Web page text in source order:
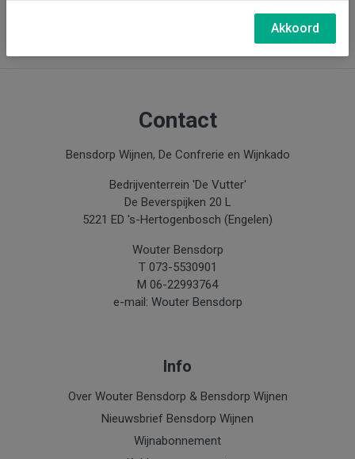
Contact
Bensdorp Wijnen, De Confrerie en Wijnkado
Bedrijventerrein 'De Vutter'
De Beverspijken 20 L
5221 ED 's-Hertogenbosch (Engelen)
Wouter Bensdorp
T 073-5530901
M 06-22993764
e-mail: Wouter Bensdorp
Info
Over Wouter Bensdorp & Bensdorp Wijnen
Nieuwsbrief Bensdorp Wijnen
Wijnabonnement
Akkoord